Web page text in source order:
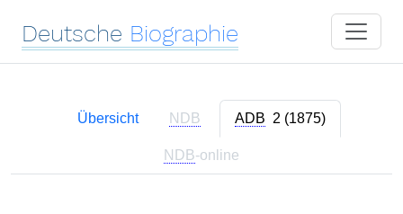
Deutsche Biographie
Übersicht NDB ADB 2 (1875)
NDB-online